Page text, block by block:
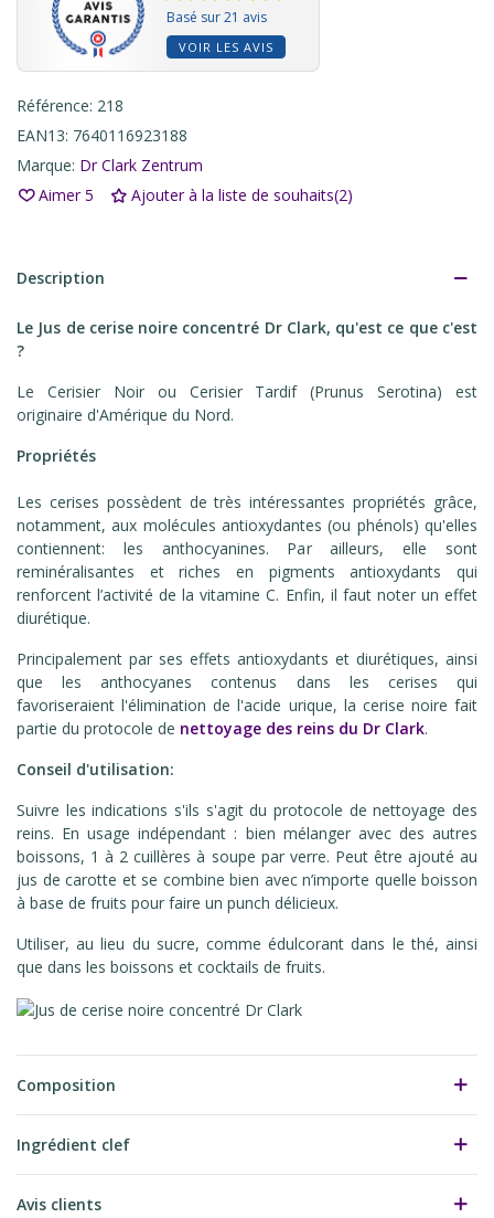
Basé sur 21 avis
VOIR LES AVIS
Référence: 218
EAN13: 7640116923188
Marque: Dr Clark Zentrum
Aimer 5 Ajouter à la liste de souhaits(2)
Description
Le Jus de cerise noire concentré Dr Clark, qu'est ce que c'est
?
Le Cerisier Noir ou Cerisier Tardif (Prunus Serotina) est
originaire d'Amérique du Nord.
Propriétés
Les cerises possèdent de très intéressantes propriétés grâce,
notamment, aux molécules antioxydantes (ou phénols) qu'elles
contiennent: les anthocyanines. Par ailleurs, elle sont
reminéralisantes et riches en pigments antioxydants qui
renforcent l’activité de la vitamine C. Enfin, il faut noter un effet
diurétique.
Principalement par ses effets antioxydants et diurétiques, ainsi
que les anthocyanes contenus dans les cerises qui
favoriseraient l'élimination de l'acide urique, la cerise noire fait
partie du protocole de nettoyage des reins du Dr Clark.
Conseil d'utilisation:
Suivre les indications s'ils s'agit du protocole de nettoyage des
reins. En usage indépendant : bien mélanger avec des autres
boissons, 1 à 2 cuillères à soupe par verre. Peut être ajouté au
jus de carotte et se combine bien avec n’importe quelle boisson
à base de fruits pour faire un punch délicieux.
Utiliser, au lieu du sucre, comme édulcorant dans le thé, ainsi
que dans les boissons et cocktails de fruits.
Composition
Ingrédient clef
Avis clients